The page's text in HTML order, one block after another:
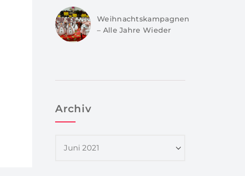
Weihnachtskampagnen
– Alle Jahre Wieder
Archiv